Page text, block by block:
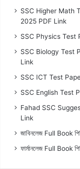
SSC Higher Math
2025 PDF Link
SSC Physics Test
SSC Biology Test
Link
SSC ICT Test
SSC English Test
Fahad SSC
Link
জাবিনলেজ Full Book
ফার্মানলেজ Full Book